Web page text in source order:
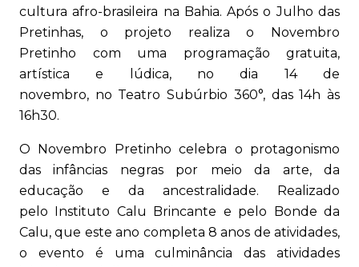
cultura afro-brasileira na Bahia. Após o Julho das
Pretinhas, o projeto realiza o Novembro
Pretinho com uma programação gratuita,
artística e lúdica, no dia 14 de
novembro, no Teatro Subúrbio 360°, das 14h às
16h30.
O Novembro Pretinho celebra o protagonismo
das infâncias negras por meio da arte, da
educação e da ancestralidade. Realizado
pelo Instituto Calu Brincante e pelo Bonde da
Calu, que este ano completa 8 anos de atividades,
o evento é uma culminância das atividades